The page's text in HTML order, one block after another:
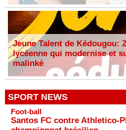
Jeune Talent de Kédougou:
lycéenne qui modernise et
malinké
SPORT NEWS
Foot-ball
Santos FC contre Athletico-